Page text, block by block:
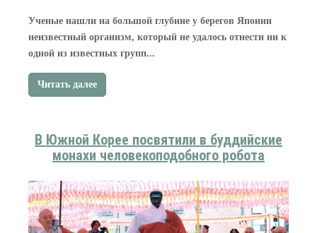
Ученые нашли на большой глубине у берегов Японии
неизвестный организм, который не удалось отнести ни к
одной из известных групп...
Читать далее
В Южной Корее посвятили в буддийские
монахи человекоподобного робота